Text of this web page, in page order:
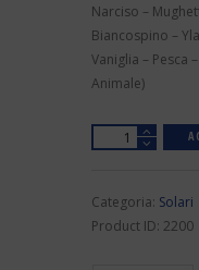
Narciso –
Biancospino –
Vaniglia – Pesca
Animale)
Quantità
Categoria: Solari
Product ID: 2200